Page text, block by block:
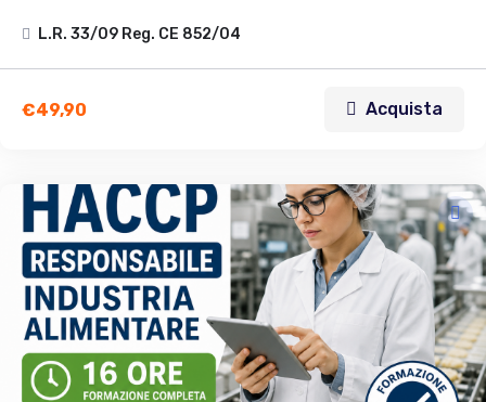
L.R. 33/09 Reg. CE 852/04
€49,90 Acquista